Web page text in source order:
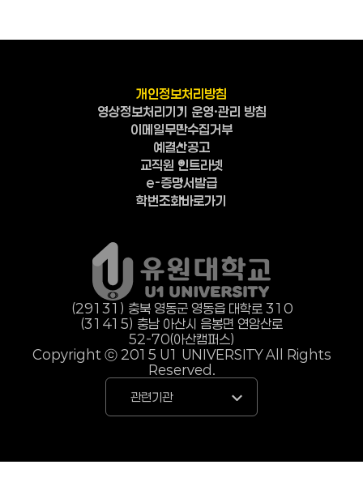
개인정보처리방침
영상정보처리기기 운영·관리 방침
이메일무단수집거부
예결산공고
교직원 인트라넷
e-증명서발급
학번조회바로가기
(29131) 충북 영동군 영동읍 대학로 310
(31415) 충남 아산시 음봉면 연암산로
52-70(아산캠퍼스)
Copyright ⓒ 2015 U1 UNIVERSITY All Rights
Reserved.
관련기관